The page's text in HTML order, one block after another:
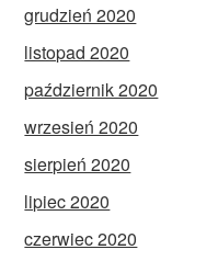
grudzień 2020
listopad 2020
październik 2020
wrzesień 2020
sierpień 2020
lipiec 2020
czerwiec 2020